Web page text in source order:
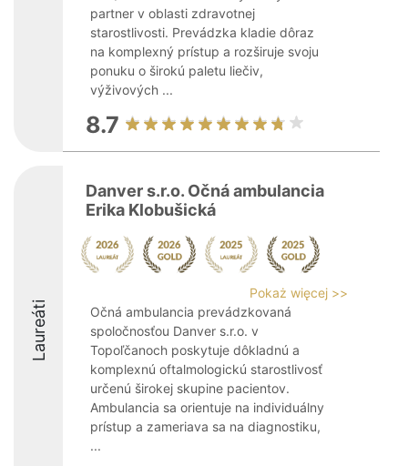
partner v oblasti zdravotnej
starostlivosti. Prevádzka kladie dôraz
na komplexný prístup a rozširuje svoju
ponuku o širokú paletu liečiv,
výživových ...
8.7
Laureáti
Danver s.r.o. Očná ambulancia
Erika Klobušická
Pokaż więcej >>
Očná ambulancia prevádzkovaná
spoločnosťou Danver s.r.o. v
Topoľčanoch poskytuje dôkladnú a
komplexnú oftalmologickú starostlivosť
určenú širokej skupine pacientov.
Ambulancia sa orientuje na individuálny
prístup a zameriava sa na diagnostiku,
...